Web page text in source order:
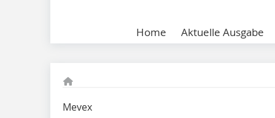
Home Aktuelle Ausgabe
Mevex